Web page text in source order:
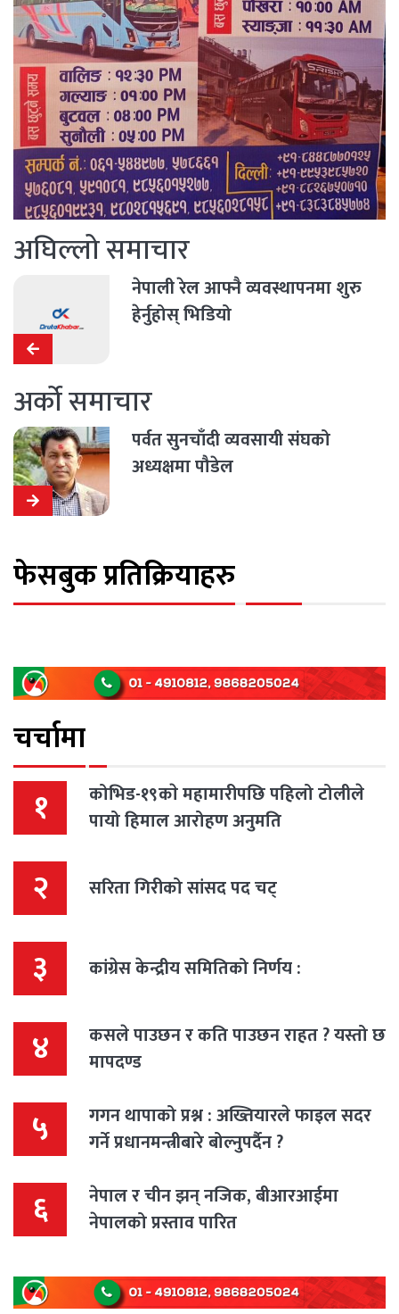
अघिल्लो समाचार
नेपाली रेल आफ्नै व्यवस्थापनमा शुरु
हेर्नुहोस् भिडियो
अर्को समाचार
पर्वत सुनचाँदी व्यवसायी संघको
अध्यक्षमा पौडेल
फेसबुक प्रतिक्रियाहरु
चर्चामा
१
कोभिड-१९काे महामारीपछि पहिलो टोलीले
पायो हिमाल आरोहण अनुमति
२ सरिता गिरीको सांसद पद चट्
३ कांग्रेस केन्द्रीय समितिको निर्णय :
४
कसले पाउछन र कति पाउछन राहत ? यस्तो छ
मापदण्ड
५
गगन थापाको प्रश्न : अख्तियारले फाइल सदर
गर्ने प्रधानमन्त्रीबारे बोल्नुपर्दैन ?
६
नेपाल र चीन झन् नजिक, बीआरआईमा
नेपालको प्रस्ताव पारित